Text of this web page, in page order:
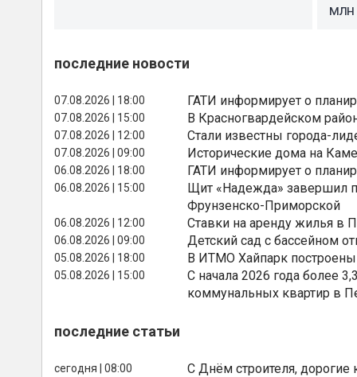
млн
последние новости
07.08.2026 | 18:00 ГАТИ информирует о
07.08.2026 | 15:00 В Красногвардейском
07.08.2026 | 12:00 Стали известны города-
07.08.2026 | 09:00 Исторические дома на
06.08.2026 | 18:00 ГАТИ информирует о
06.08.2026 | 15:00
Щит «Надежда» завершил
Фрунзенско-Приморской
06.08.2026 | 12:00 Ставки на аренду жилья в
06.08.2026 | 09:00 Детский сад с бассейном
05.08.2026 | 18:00 В ИТМО Хайпарк
05.08.2026 | 15:00
С начала 2026 года более
коммунальных квартир в
последние статьи
сегодня | 08:00 С Днём строителя, дорогие